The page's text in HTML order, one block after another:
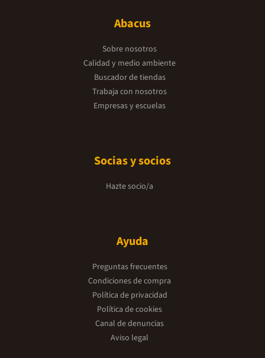
Abacus
Sobre nosotros
Calidad y medio ambiente
Buscador de tiendas
Trabaja con nosotros
Empresas y escuelas
Socias y socios
Hazte socio/a
Ayuda
Preguntas frecuentes
Condiciones de compra
Política de privacidad
Política de cookies
Canal de denuncias
Aviso legal